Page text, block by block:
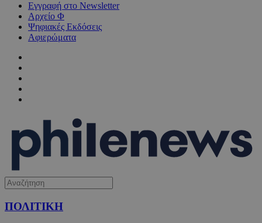
Εγγραφή στο Newsletter
Αρχείο Φ
Ψηφιακές Εκδόσεις
Αφιερώματα
ΠΟΛΙΤΙΚΗ